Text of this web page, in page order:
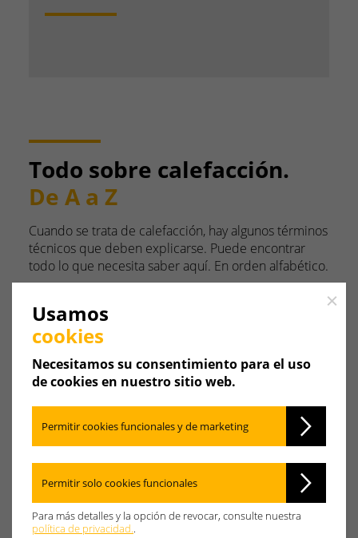
Todo sobre calefacción.
De A a Z
Cuando se trata de calefacción, hay algunos términos
técnicos que deben explicarse. Puede encontrar
todo lo que necesita saber aquí. En orden alfabético.
A B C D E
F
G
H I J K
M
N O P
R
S
T U V W
X
Close
Usamos
cookies
Necesitamos su consentimiento para el uso
de cookies en nuestro sitio web.
Permitir cookies funcionales y de marketing
Permitir solo cookies funcionales
Para más detalles y la opción de revocar, consulte nuestra
política de privacidad..